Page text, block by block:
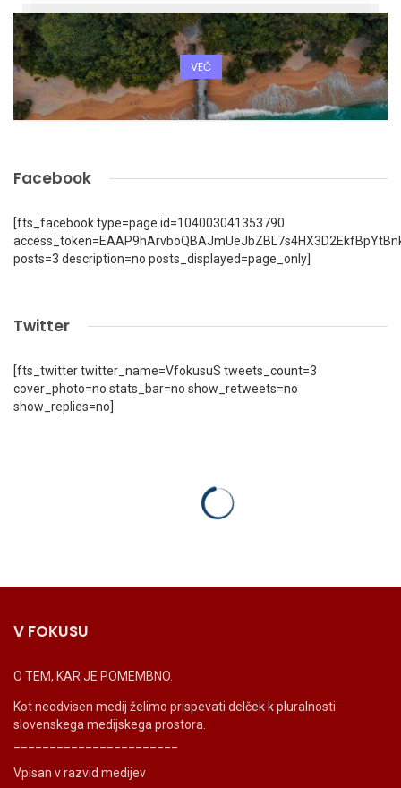
VEČ
Facebook
[fts_facebook type=page id=104003041353790
posts=3 description=no posts_displayed=page_only]
Twitter
[fts_twitter twitter_name=VfokusuS tweets_count=3
cover_photo=no stats_bar=no show_retweets=no
show_replies=no]
V FOKUSU
O TEM, KAR JE POMEMBNO.
Kot neodvisen medij želimo prispevati delček k pluralnosti
slovenskega medijskega prostora.
Vpisan v razvid medijev